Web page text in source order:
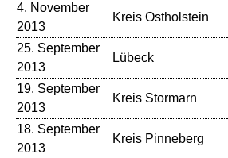
4. November
2013
Kreis Ostholstein
25. September
2013
Lübeck
19. September
2013
Kreis Stormarn
18. September
2013
Kreis Pinneberg